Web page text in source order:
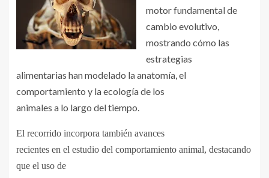
motor fundamental de
cambio evolutivo,
mostrando cómo las
estrategias
alimentarias han modelado la anatomía, el
comportamiento y la ecología de los
animales a lo largo del tiempo.
El recorrido incorpora también avances
recientes en el estudio del comportamiento animal, destacando
que el uso de